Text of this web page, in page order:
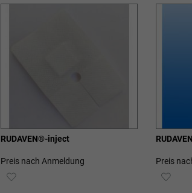
RUDAVEN®-inject
Preis nach Anmeldung
ZUR
Preis